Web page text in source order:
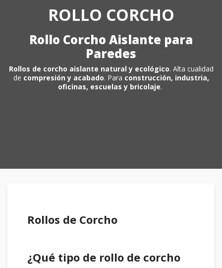
ROLLO CORCHO
Rollo Corcho Aislante para
Paredes
Rollos de corcho aislante natural y ecológico. Alta cualidad
de compresión y acabado. Para construcción, industria,
oficinas, escuelas y bricolaje.
Rollos de Corcho
¿Qué tipo de rollo de corcho